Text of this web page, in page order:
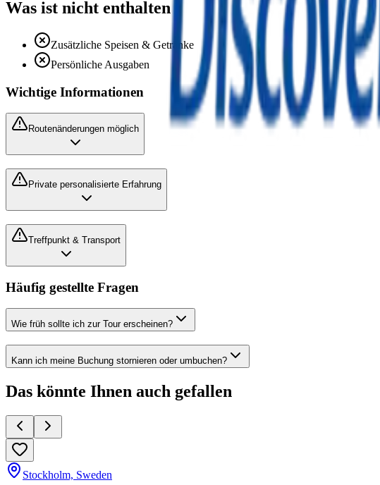
Was ist nicht enthalten
Zusätzliche Speisen & Getränke
Persönliche Ausgaben
Wichtige Informationen
Routenänderungen möglich
Private personalisierte Erfahrung
Treffpunkt & Transport
Häufig gestellte Fragen
Wie früh sollte ich zur Tour erscheinen?
Kann ich meine Buchung stornieren oder umbuchen?
Das könnte Ihnen auch gefallen
Stockholm, Sweden